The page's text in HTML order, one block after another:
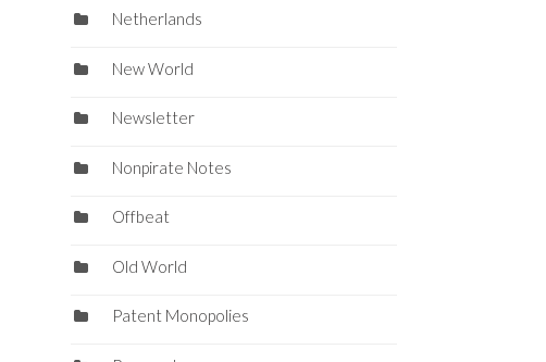
Netherlands
New World
Newsletter
Nonpirate Notes
Offbeat
Old World
Patent Monopolies